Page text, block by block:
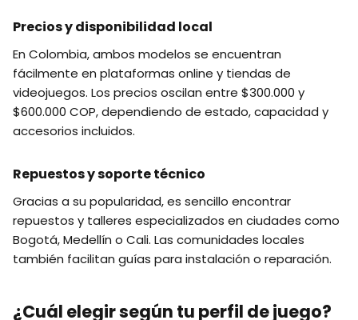
Precios y disponibilidad local
En Colombia, ambos modelos se encuentran
fácilmente en plataformas online y tiendas de
videojuegos. Los precios oscilan entre $300.000 y
$600.000 COP, dependiendo de estado, capacidad y
accesorios incluidos.
Repuestos y soporte técnico
Gracias a su popularidad, es sencillo encontrar
repuestos y talleres especializados en ciudades como
Bogotá, Medellín o Cali. Las comunidades locales
también facilitan guías para instalación o reparación.
¿Cuál elegir según tu perfil de juego?